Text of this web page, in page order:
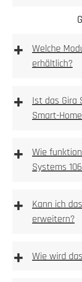
DoorBird
+
Welche
erhältlich?
+
Ist das Gira
Smart-
+
Wie
Systems
entfernen.
+
Kann ich
erweitern?
+ Wie wird